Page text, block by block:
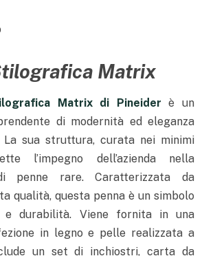
Matrix
Matrix di Pineider è un
di modernità ed eleganza
La sua struttura, curata nei minimi
l’impegno dell’azienda nella
penne rare. Caratterizzata da
qualità, questa penna è un simbolo
e durabilità. Viene fornita in una
in legno e pelle realizzata a
un set di inchiostri, carta da